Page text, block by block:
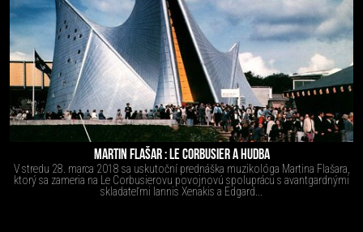
MARTIN FLAŠAR : LE CORBUSIER A HUDBA
V stredu 28. marca 2018 sa uskutoční prednáška muzikológa Martina Flašara,
ktorý sa zameria na Le Corbusierovu povojnovú spoluprácu s avantgardnými
skladateľmi Iannis Xenakis a Edgard...